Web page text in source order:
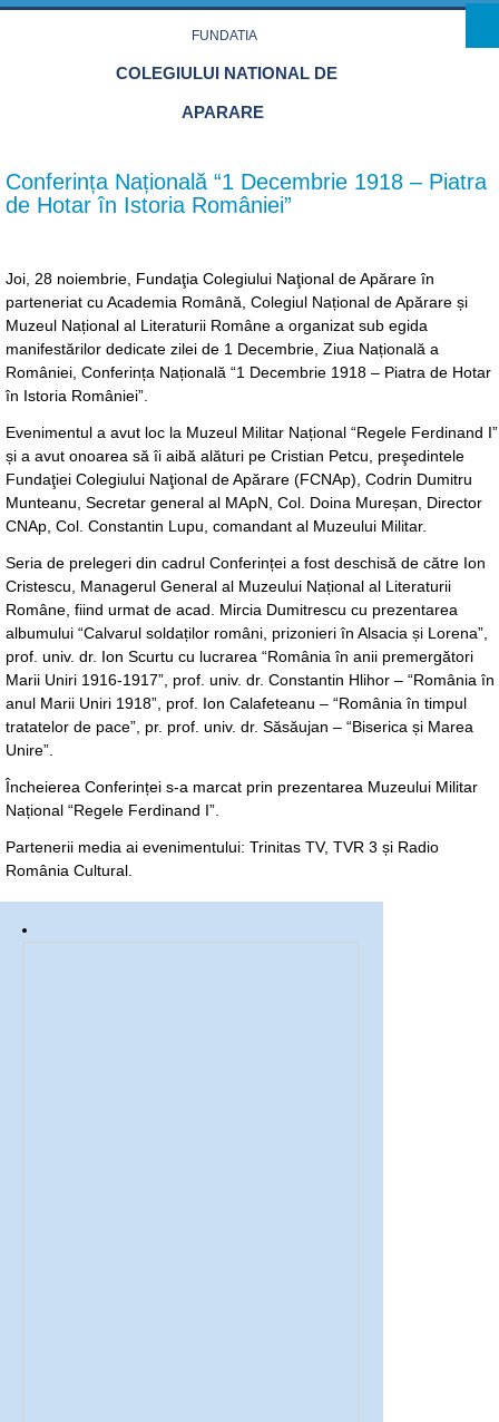
Skip to main content
FUNDATIA
COLEGIULUI NATIONAL DE
APARARE
Conferința Națională “1 Decembrie 1918 – Piatra
de Hotar în Istoria României”
Joi, 28 noiembrie, Fundaţia Colegiului Naţional de Apărare în
parteneriat cu Academia Română, Colegiul Național de Apărare și
Muzeul Național al Literaturii Române a organizat sub egida
manifestărilor dedicate zilei de 1 Decembrie, Ziua Națională a
României, Conferința Națională “1 Decembrie 1918 – Piatra de Hotar
în Istoria României”.
Evenimentul a avut loc la Muzeul Militar Național “Regele Ferdinand I”
și a avut onoarea să îi aibă alături pe Cristian Petcu, preşedintele
Fundaţiei Colegiului Naţional de Apărare (FCNAp), Codrin Dumitru
Munteanu, Secretar general al MApN, Col. Doina Mureșan, Director
CNAp, Col. Constantin Lupu, comandant al Muzeului Militar.
Seria de prelegeri din cadrul Conferinței a fost deschisă de către Ion
Cristescu, Managerul General al Muzeului Național al Literaturii
Române, fiind urmat de acad. Mircia Dumitrescu cu prezentarea
albumului “Calvarul soldaților români, prizonieri în Alsacia și Lorena”,
prof. univ. dr. Ion Scurtu cu lucrarea “România în anii premergători
Marii Uniri 1916-1917”, prof. univ. dr. Constantin Hlihor – “România în
anul Marii Uniri 1918”, prof. Ion Calafeteanu – “România în timpul
tratatelor de pace”, pr. prof. univ. dr. Săsăujan – “Biserica și Marea
Unire”.
Încheierea Conferinței s-a marcat prin prezentarea Muzeului Militar
Național “Regele Ferdinand I”.
Partenerii media ai evenimentului: Trinitas TV, TVR 3 și Radio
România Cultural.